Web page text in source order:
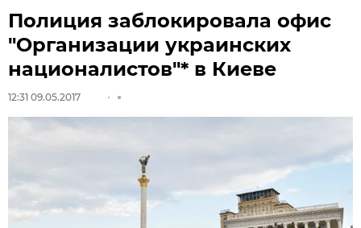
Полиция заблокировала офис
"Организации украинских
националистов"* в Киеве
12:31 09.05.2017